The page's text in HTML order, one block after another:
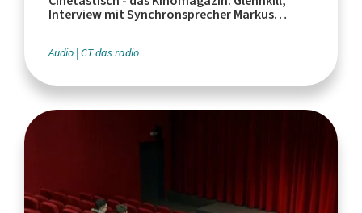
Interview mit Synchronsprecher Markus
Audio CT das radio